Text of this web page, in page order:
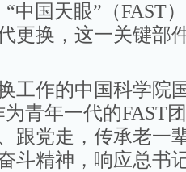
国天眼”（FAST
更换，这一关键部
作的中国科学院
青年一代的FAST
跟党走，传承老一
斗精神，响应总书